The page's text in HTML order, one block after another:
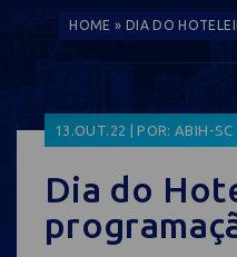
HOME » DIA DO
13.OUT.22 | POR: ABIH-SC
Dia do